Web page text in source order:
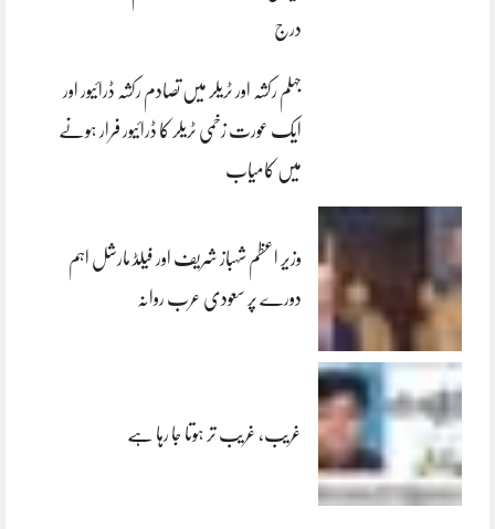
درج
جہلم رکشہ اور ٹریلر میں تصادم رکشہ ڈرائیور اور
ایک عورت زخمی ٹریلر کا ڈرائیور فرار ہونے
میں کامیاب
وزیر اعظم شہباز شریف اور فیلڈ مارشل اہم
دورے پر سعودی عرب روانہ
غریب، غریب تر ہوتا جا رہا ہے